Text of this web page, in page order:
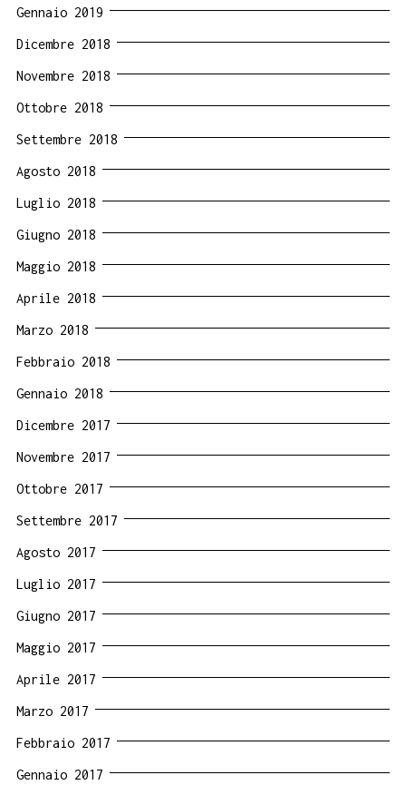
Gennaio 2019
Dicembre 2018
Novembre 2018
Ottobre 2018
Settembre 2018
Agosto 2018
Luglio 2018
Giugno 2018
Maggio 2018
Aprile 2018
Marzo 2018
Febbraio 2018
Gennaio 2018
Dicembre 2017
Novembre 2017
Ottobre 2017
Settembre 2017
Agosto 2017
Luglio 2017
Giugno 2017
Maggio 2017
Aprile 2017
Marzo 2017
Febbraio 2017
Gennaio 2017